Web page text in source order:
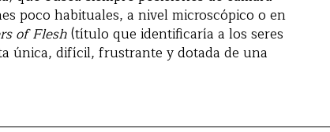
poco habituales, a nivel microscópico o en
of Flesh(título que identificaría a los seres
única, difícil, frustrante y dotada de una